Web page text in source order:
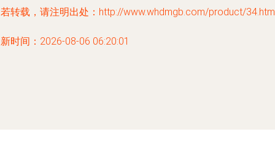
转载，请注明出处：http://www.whdmgb.com/product/
时间：2026-08-06 06:20:01